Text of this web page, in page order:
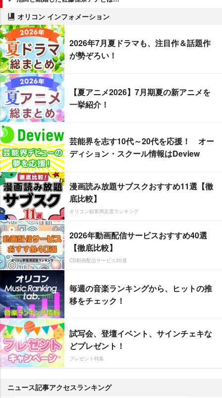
オリコン インフォメーション
2026年7月夏ドラマも、注目作＆話題作
が勢ぞろい！
【夏アニメ2026】7月期夏の新アニメを
一挙紹介！
芸能界を志す10代～20代を応援！ オー
ディション・スクール情報はDeview
漫画読み放題サブスクおすすめ11選【徹
底比較】
オリコン顧客満足度ランキング
2026年動画配信サービスおすすめ40選
【徹底比較】
CS動画配信サービス20選
毎週の音楽ランキングから、ヒットの推
移をチェック！
試写会、登壇イベント、サインチェキな
どプレゼント！
プレゼント特集
ニュース記事アクセスランキング